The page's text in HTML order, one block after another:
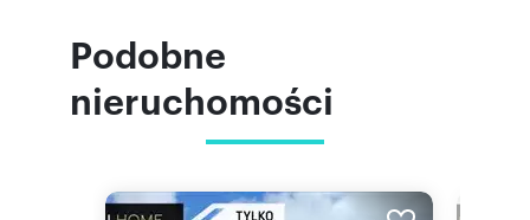
Podobne
nieruchomości